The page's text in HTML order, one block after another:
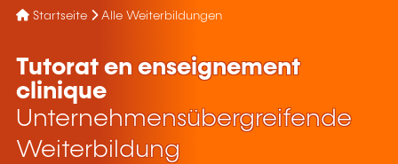
Startseite Alle Weiterbildungen
Tutorat en enseignement
clinique
Unternehmensübergreifende
Weiterbildung